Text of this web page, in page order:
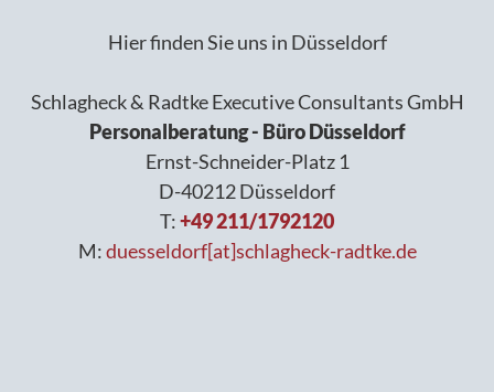
Hier finden Sie uns in Düsseldorf
Schlagheck & Radtke Executive Consultants GmbH
Personalberatung - Büro Düsseldorf
Ernst-Schneider-Platz 1
D-40212 Düsseldorf
T:+49 211/1792120
M:duesseldorf[at]schlagheck-radtke.de